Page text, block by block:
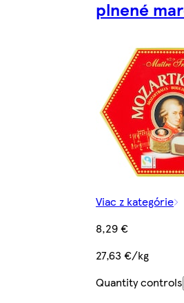
plnené
Viac z kategórie
8,29 €
27,63 €/kg
Quantity controls